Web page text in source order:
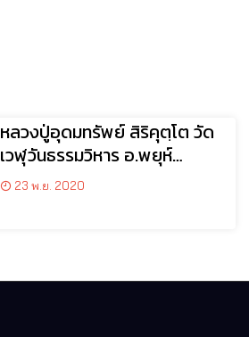
หลวงปู่อุดมทรัพย์ สิริคุตฺโต วัด
เวฬุวันธรรมวิหาร อ.พยุห์
จ.ศรีสะเกษ
23 พ.ย. 2020